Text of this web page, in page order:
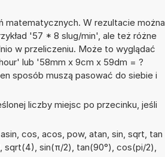
matematycznych. W rezultacie można
'57 * 8 slug/min', ale też różne
w przeliczeniu. Może to wyglądać
lub '58mm x 9cm x 59dm = ?
sposób muszą pasować do siebie i
liczby miejsc po przecinku, jeśli
cos, acos, pow, atan, sin, sqrt, tan
sqrt(4), sin(π/2), tan(90°), cos(pi/2),